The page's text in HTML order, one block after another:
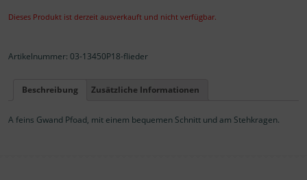
Dieses Produkt ist derzeit ausverkauft und nicht verfügbar.
Artikelnummer: 03-13450P18-flieder
Beschreibung Zusätzliche Informationen
A feins Gwand Pfoad, mit einem bequemen Schnitt und am Stehkragen.